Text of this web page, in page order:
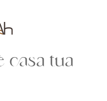
casa tua